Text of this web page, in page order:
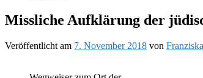
Missliche Aufklärung der
Veröffentlicht am 7. November 2018 von